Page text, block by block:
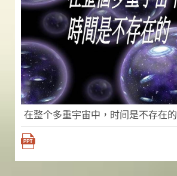
在整个多重宇宙中，时间是不存在的